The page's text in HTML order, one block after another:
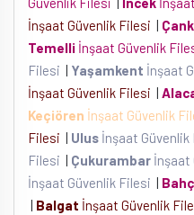
İnşaat Güvenlik Filesi |
Temelli İnşaat Güvenlik
Filesi | Yaşamkent İnşaat
İnşaat Güvenlik Filesi |
Keçiören İnşaat Güvenlik
Filesi | Ulus İnşaat Güvenlik
Filesi | Çukurambar İnşaat
İnşaat Güvenlik Filesi |
| Balgat İnşaat Güvenlik